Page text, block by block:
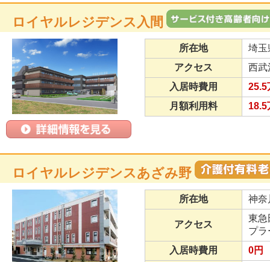
ロイヤルレジデンス入間
所在地
埼玉
アクセス
西武
入居時費用
25.5
月額利用料
18.5
ロイヤルレジデンスあざみ野
所在地 神奈
アクセス
東急
プ
入居時費用
0円